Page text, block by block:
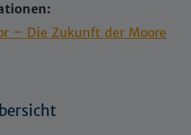
– Die Zukunft der Moore